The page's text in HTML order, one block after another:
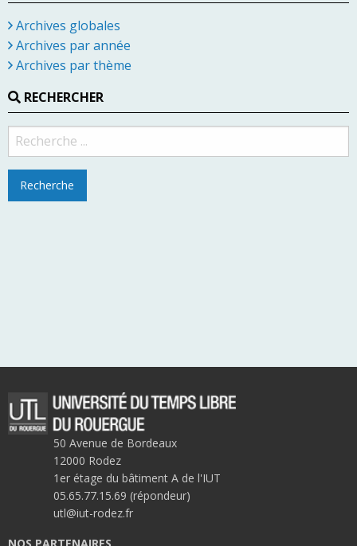
Archives globales
Archives par année
Archives par thème
RECHERCHER
50 Avenue de Bordeaux
12000 Rodez
1er étage du bâtiment A de l'IUT
05.65.77.15.69 (répondeur)
utl@iut-rodez.fr
NOS PARTENAIRES